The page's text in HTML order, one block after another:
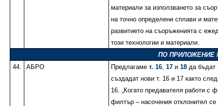
материали за използването за
на точно определени сплави и
развитието на съоръженията с
този технологии и материали.
ПО ПРИЛОЖЕНИЕ
44.
АБРО Предлагамет. 16 ,17 и18 да бъдат
създадат нови т. 16 и 17 както
16. „Когато предавателя работи с
филтър – насочения отклонител